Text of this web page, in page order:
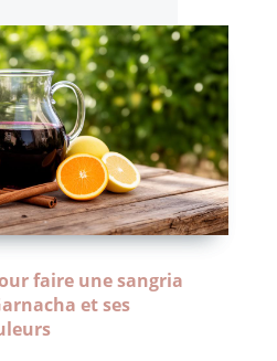
faire une sangria
et ses